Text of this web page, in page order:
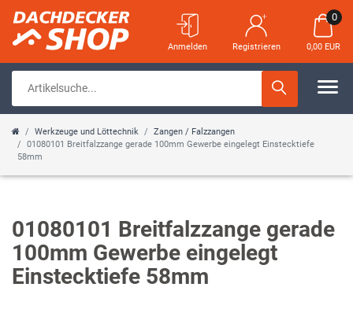
Anmelden Registrieren
0
0,00 EUR
Werkzeuge und Löttechnik
Zangen / Falzzangen
01080101 Breitfalzzange gerade 100mm Gewerbe eingelegt Einstecktiefe
58mm
01080101 Breitfalzzange gerade
100mm Gewerbe eingelegt
Einstecktiefe 58mm